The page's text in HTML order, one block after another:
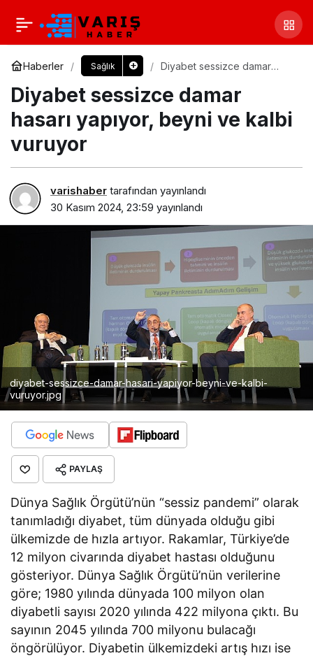
Haberler Sağlık
Diyabet sessizce damar
vuruyor
Diyabet sessizce damar
hasarı yapıyor, beyni ve kalbi
vuruyor
varishaber tarafından yayınlandı
30 Kasım 2024, 23:59 yayınlandı
diyabet-sessizce-damar-hasari-yapiyor-beyni-ve-kalbi-
vuruyor.jpg
PAYLAŞ
Dünya Sağlık Örgütü’nün “sessiz pandemi” olarak
tanımladığı diyabet, tüm dünyada olduğu gibi
ülkemizde de hızla artıyor. Rakamlar, Türkiye’de
12 milyon civarında diyabet hastası olduğunu
gösteriyor. Dünya Sağlık Örgütü’nün verilerine
göre; 1980 yılında dünyada 100 milyon olan
diyabetli sayısı 2020 yılında 422 milyona çıktı. Bu
sayının 2045 yılında 700 milyonu bulacağı
öngörülüyor. Diyabetin ülkemizdeki artış hızı ise